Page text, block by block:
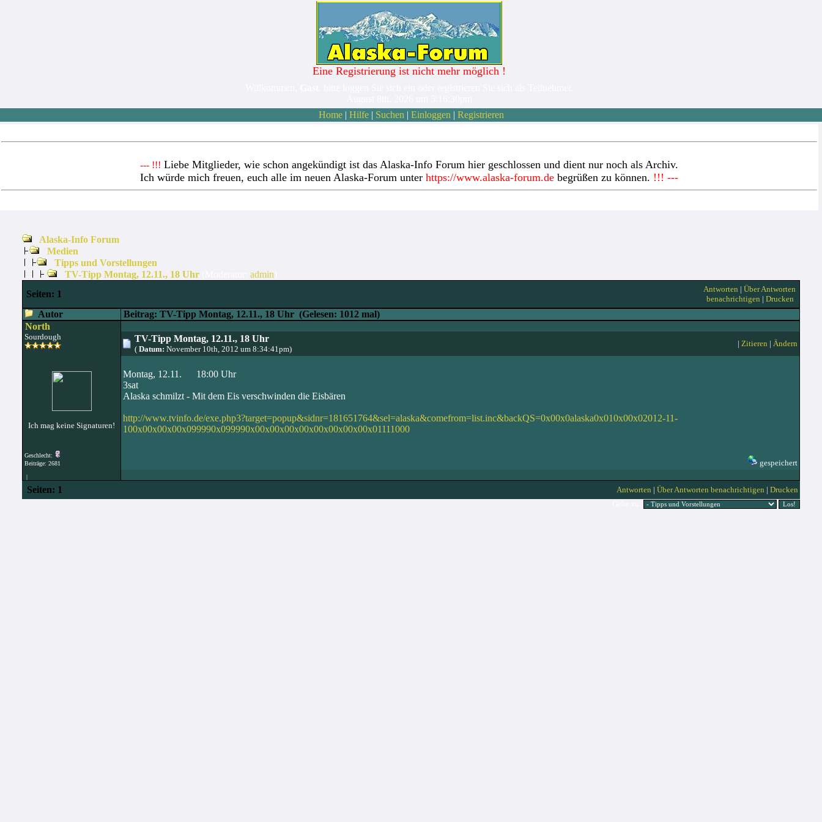
Eine Registrierung ist nicht mehr möglich !
Home| Hilfe| Suchen | Einloggen | Registrieren
--- !!! Liebe Mitglieder, wie schon angekündigt ist das Alaska-Info Forum hier geschlossen und dient nur noch als Archiv.
Ich würde mich freuen, euch alle im neuen Alaska-Forum unter https://www.alaska-forum.de begrüßen zu können. !!! ---
Alaska-Info Forum
Medien
Tipps und Vorstellungen
TV-Tipp Montag, 12.11., 18 Uhr
admin
Seiten: 1 Antworten | Über Antworten
benachrichtigen | Drucken
Autor Beitrag: TV-Tipp Montag, 12.11., 18 Uhr (Gelesen: 1012 mal)
North
Sourdough
Ich mag keine Signaturen!
Geschlecht:
Beiträge: 2681
|
TV-Tipp Montag, 12.11., 18 Uhr
( Datum: November 10th, 2012 um 8:34:41pm)
| Zitieren | Ändern
Montag, 12.11. 18:00 Uhr
3sat
Alaska schmilzt - Mit dem Eis verschwinden die Eisbären
http://www.tvinfo.de/exe.php3?target=popup&sidnr=181651764&sel=alaska&comefrom=list.inc&backQS=0x00x0alaska0x010x00x02012-11-
100x00x00x00x099990x099990x00x00x00x00x00x00x00x00x01111000
gespeichert
Seiten: 1 Antworten | Über Antworten benachrichtigen | Drucken